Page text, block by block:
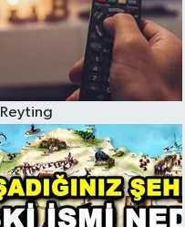
Reyting